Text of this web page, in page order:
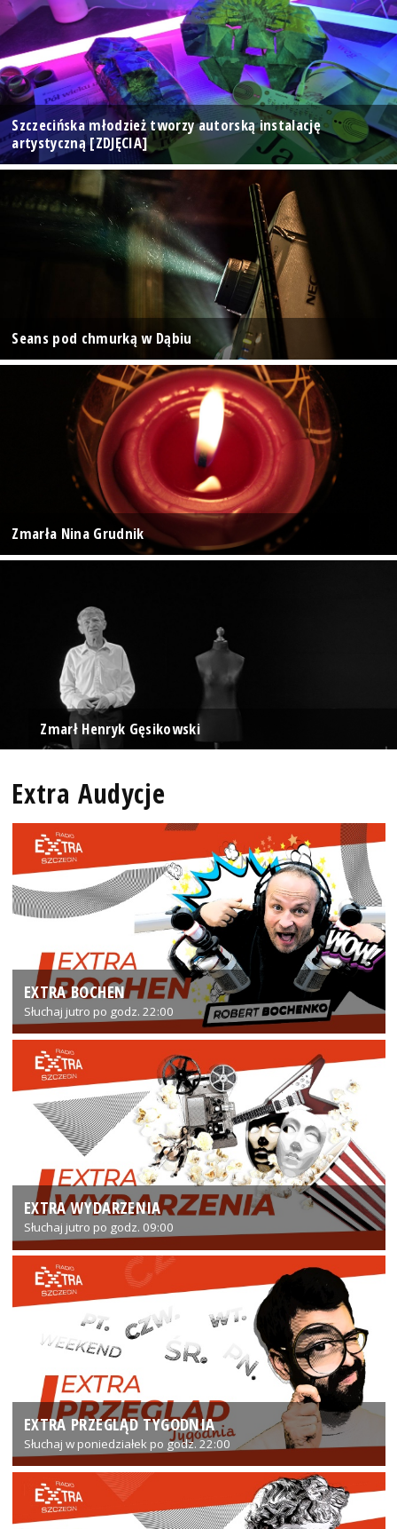
Szczecińska młodzież tworzy autorską instalację
artystyczną [ZDJĘCIA]
Seans pod chmurką w Dąbiu
Zmarła Nina Grudnik
Zmarł Henryk Gęsikowski
Extra Audycje
EXTRA BOCHEN
Słuchaj jutro po godz. 22:00
EXTRA WYDARZENIA
Słuchaj jutro po godz. 09:00
EXTRA PRZEGLĄD TYGODNIA
Słuchaj w poniedziałek po godz. 22:00